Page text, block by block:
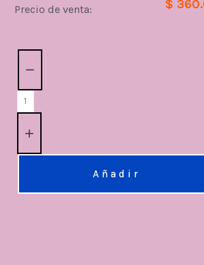
Precio de venta: $
Añadir